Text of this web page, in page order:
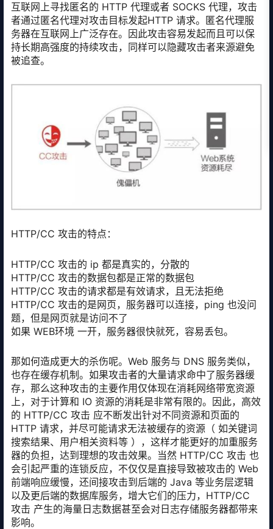
互联网上寻找匿名的 HTTP 代理或者 SOCKS 代理，攻击
者通过匿名代理对攻击目标发起HTTP 请求。匿名代理服
务器在互联网上广泛存在。因此攻击容易发起而且可以保
持长期高强度的持续攻击，同样可以隐藏攻击者来源避免
被追查。
HTTP/CC 攻击的特点：
HTTP/CC 攻击的 ip 都是真实的，分散的
HTTP/CC 攻击的数据包都是正常的数据包
HTTP/CC 攻击的请求都是有效请求，且无法拒绝
HTTP/CC 攻击的是网页，服务器可以连接，ping 也没问
题，但是网页就是访问不了
如果 WEB环境 一开，服务器很快就死，容易丢包。
那如何造成更大的杀伤呢。Web 服务与 DNS 服务类似，
也存在缓存机制。如果攻击者的大量请求命中了服务器缓
存，那么这种攻击的主要作用仅体现在消耗网络带宽资源
上，对于计算和 IO 资源的消耗是非常有限的。因此，高效
的 HTTP/CC 攻击 应不断发出针对不同资源和页面的
HTTP 请求，并尽可能请求无法被缓存的资源（ 如关键词
搜索结果、用户相关资料等 ），这样才能更好的加重服务
器的负担，达到理想的攻击效果。当然 HTTP/CC 攻击 也
会引起严重的连锁反应，不仅仅是直接导致被攻击的 Web
前端响应缓慢，还间接攻击到后端的 Java 等业务层逻辑
以及更后端的数据库服务，增大它们的压力，HTTP/CC
攻击 产生的海量日志数据甚至会对日志存储服务器都带来
影响。